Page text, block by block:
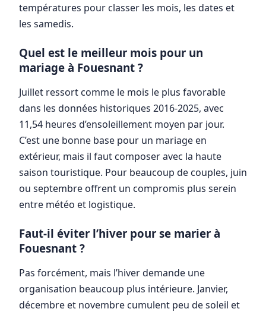
températures pour classer les mois, les dates et
les samedis.
Quel est le meilleur mois pour un
mariage à Fouesnant ?
Juillet ressort comme le mois le plus favorable
dans les données historiques 2016-2025, avec
11,54 heures d’ensoleillement moyen par jour.
C’est une bonne base pour un mariage en
extérieur, mais il faut composer avec la haute
saison touristique. Pour beaucoup de couples, juin
ou septembre offrent un compromis plus serein
entre météo et logistique.
Faut-il éviter l’hiver pour se marier à
Fouesnant ?
Pas forcément, mais l’hiver demande une
organisation beaucoup plus intérieure. Janvier,
décembre et novembre cumulent peu de soleil et